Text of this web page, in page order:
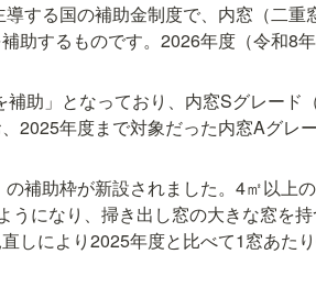
する国の補助金制度で、内窓（二
助するものです。2026年度（令和8
助」となっており、内窓Sグレード
2025年度まで対象だった内窓Aグレ
補助枠が新設されました。4㎡以上
になり、掃き出し窓の大きな窓を
しにより2025年度と比べて1窓あた